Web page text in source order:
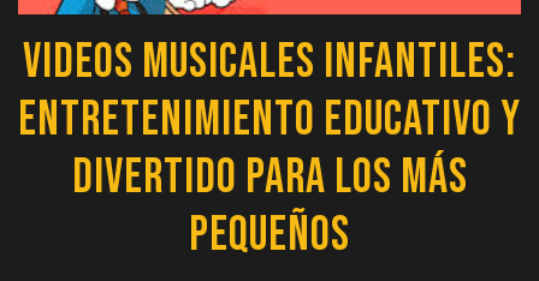
Videos Musicales Infantiles:
Entretenimiento Educativo y
Divertido para los más
Pequeños